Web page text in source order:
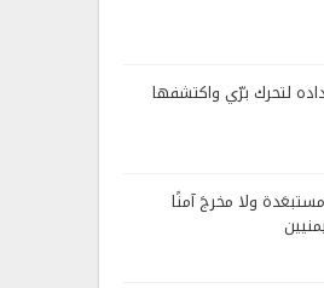
لتحرك برّي واكتشفها
ولا مخرجَ آمنًا